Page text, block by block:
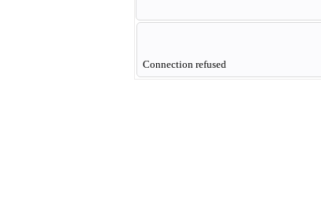
Connection refused